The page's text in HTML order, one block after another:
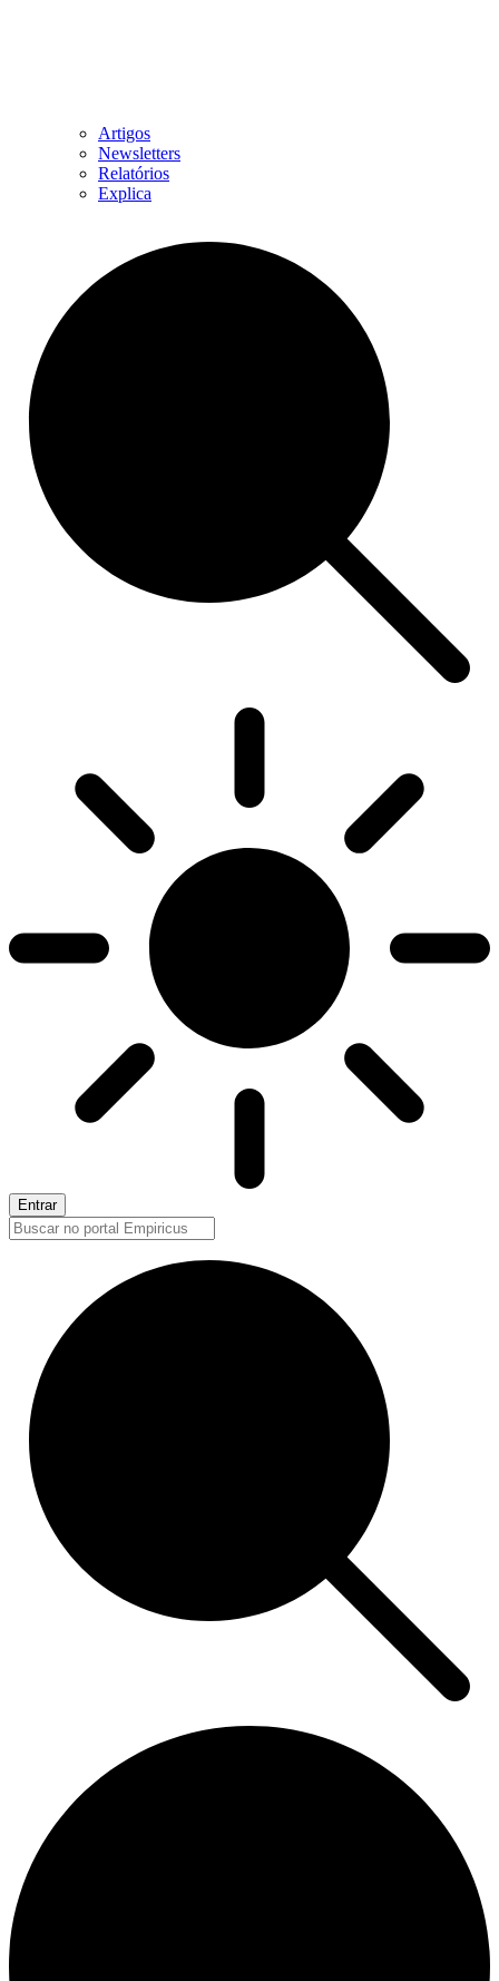
Artigos
Newsletters
Relatórios
Explica
Entrar